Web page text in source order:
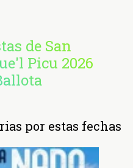
de San
Picu 2026
por estas fechas